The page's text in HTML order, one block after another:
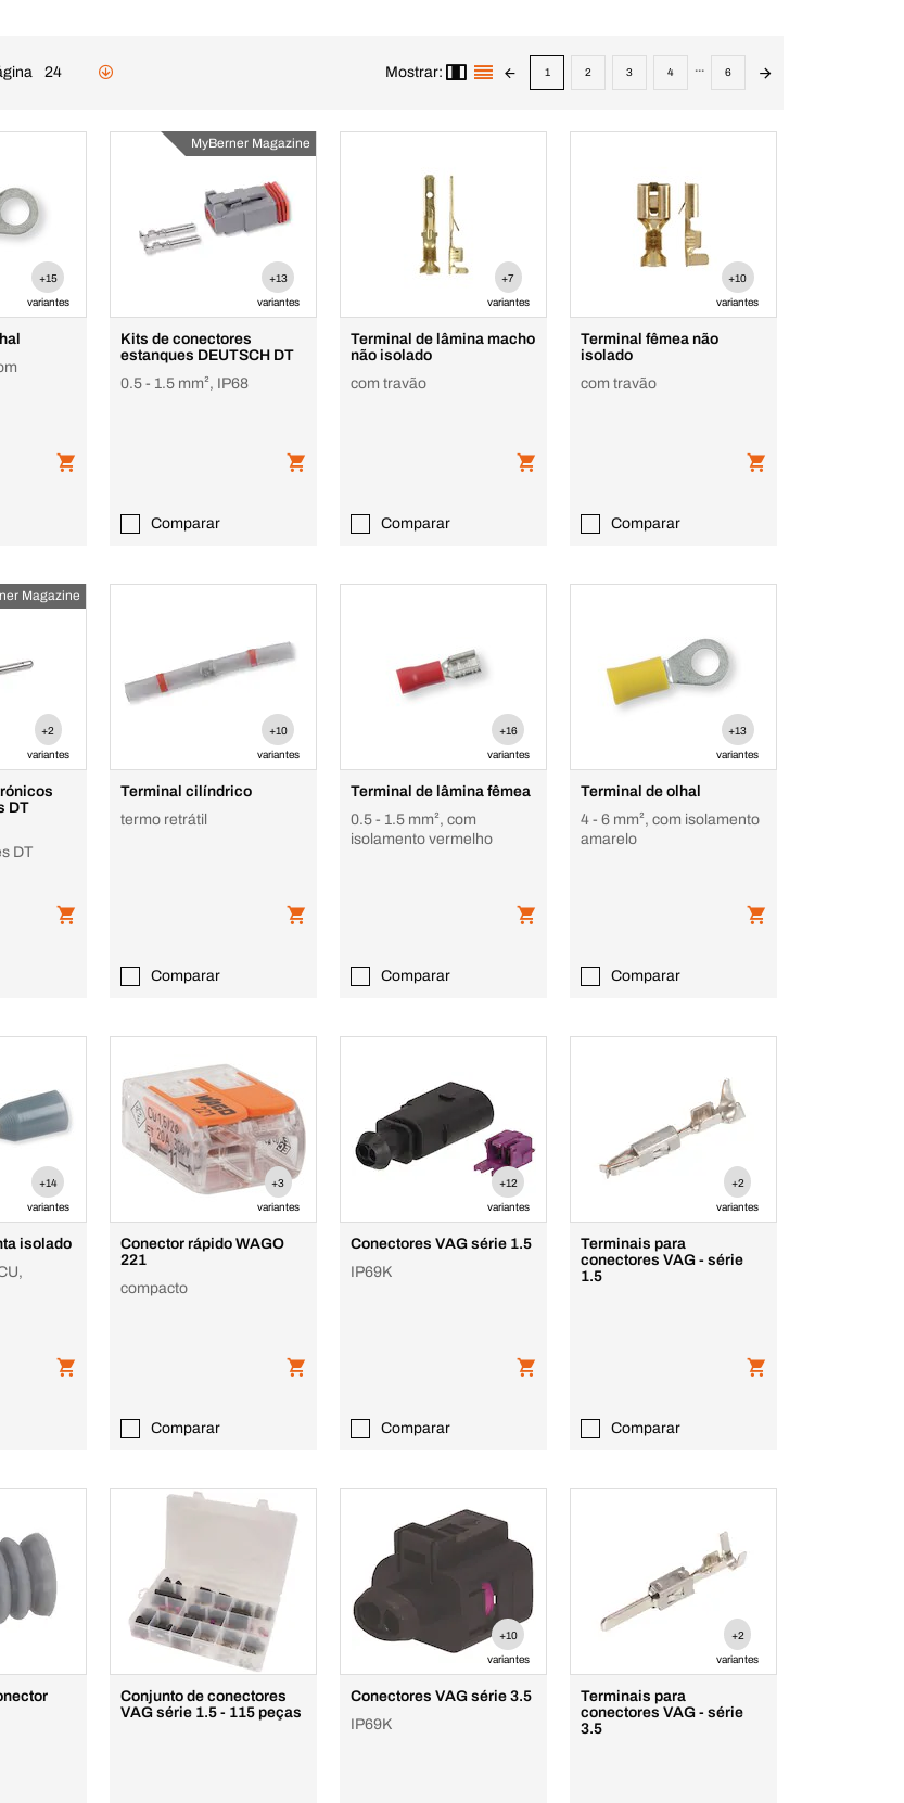
24 Mostrar: 1 2 3 4 ... 6
+15
variantes
MyBerner Magazine
+13
variantes
Kits de conectores
estanques DEUTSCH DT
0.5 - 1.5 mm², IP68
Comparar
+7
variantes
Terminal de lâmina macho
não isolado
com travão
Comparar
+10
variantes
Terminal fêmea não
isolado
com travão
Comparar
Magazine
+2
variantes
DT
DT
+10
variantes
Terminal cilíndrico
termo retrátil
Comparar
+16
variantes
Terminal de lâmina fêmea
0.5 - 1.5 mm², com
isolamento vermelho
Comparar
+13
variantes
Terminal de olhal
4 - 6 mm², com isolamento
amarelo
Comparar
+14
variantes
isolado
+3
variantes
Conector rápido WAGO
221
compacto
Comparar
+12
variantes
Conectores VAG série 1.5
IP69K
Comparar
+2
variantes
Terminais para
conectores VAG - série
1.5
Comparar
Conjunto de conectores
VAG série 1.5 - 115 peças
+10
variantes
Conectores VAG série 3.5
IP69K
+2
variantes
Terminais para
conectores VAG - série
3.5